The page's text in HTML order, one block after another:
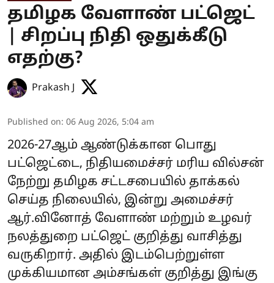
தமிழக வேளாண் பட்ஜெட்
| சிறப்பு நிதி ஒதுக்கீடு
எதற்கு?
Prakash J
Published on: 06 Aug 2026, 5:04 am
2026-27ஆம் ஆண்டுக்கான பொது
பட்ஜெட்டை, நிதியமைச்சர் மரிய வில்சன்
நேற்று தமிழக சட்டசபையில் தாக்கல்
செய்த நிலையில், இன்று அமைச்சர்
ஆர்.வினோத் வேளாண் மற்றும் உழவர்
நலத்துறை பட்ஜெட் குறித்து வாசித்து
வருகிறார். அதில் இடம்பெற்றுள்ள
முக்கியமான அம்சங்கள் குறித்து இங்கு